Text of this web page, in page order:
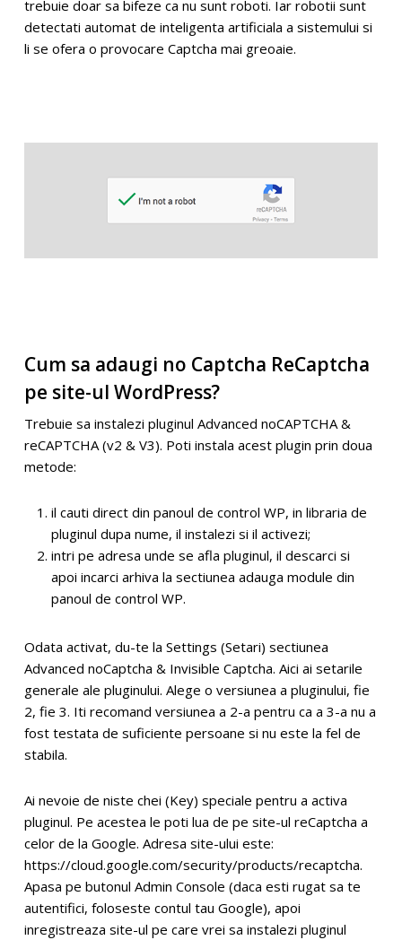
trebuie doar sa bifeze ca nu sunt roboti. Iar robotii sunt
detectati automat de inteligenta artificiala a sistemului si
li se ofera o provocare Captcha mai greoaie.
Cum sa adaugi no Captcha ReCaptcha
pe site-ul WordPress?
Trebuie sa instalezi pluginul Advanced noCAPTCHA &
reCAPTCHA (v2 & V3). Poti instala acest plugin prin doua
metode:
il cauti direct din panoul de control WP, in libraria de
pluginul dupa nume, il instalezi si il activezi;
intri pe adresa unde se afla pluginul, il descarci si
apoi incarci arhiva la sectiunea adauga module din
panoul de control WP.
Odata activat, du-te la Settings (Setari) sectiunea
Advanced noCaptcha & Invisible Captcha. Aici ai setarile
generale ale pluginului. Alege o versiunea a pluginului, fie
2, fie 3. Iti recomand versiunea a 2-a pentru ca a 3-a nu a
fost testata de suficiente persoane si nu este la fel de
stabila.
Ai nevoie de niste chei (Key) speciale pentru a activa
pluginul. Pe acestea le poti lua de pe site-ul reCaptcha a
celor de la Google. Adresa site-ului este:
https://cloud.google.com/security/products/recaptcha.
Apasa pe butonul Admin Console (daca esti rugat sa te
autentifici, foloseste contul tau Google), apoi
inregistreaza site-ul pe care vrei sa instalezi pluginul